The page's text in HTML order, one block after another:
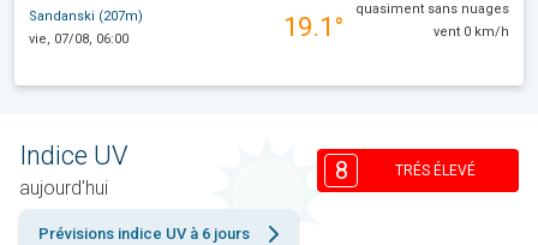
Sandanski (207m)
vie, 07/08, 06:00
19.1°
quasiment sans nuages
vent 0 km/h
Indice UV
aujourd'hui
8 TRÉS ÉLEVÉ
Prévisions indice UV à 6 jours